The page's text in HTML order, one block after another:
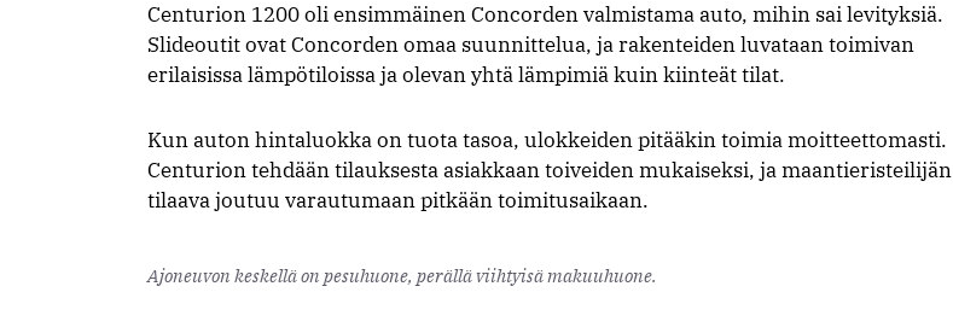
Centurion 1200 oli ensimmäinen Concorden valmistama auto, mihin sai levityksiä.
Slideoutit ovat Concorden omaa suunnittelua, ja rakenteiden luvataan toimivan
erilaisissa lämpötiloissa ja olevan yhtä lämpimiä kuin kiinteät tilat.
Kun auton hintaluokka on tuota tasoa, ulokkeiden pitääkin toimia moitteettomasti.
Centurion tehdään tilauksesta asiakkaan toiveiden mukaiseksi, ja maantieristeilijän
tilaava joutuu varautumaan pitkään toimitusaikaan.
Ajoneuvon keskellä on pesuhuone, perällä viihtyisä makuuhuone.